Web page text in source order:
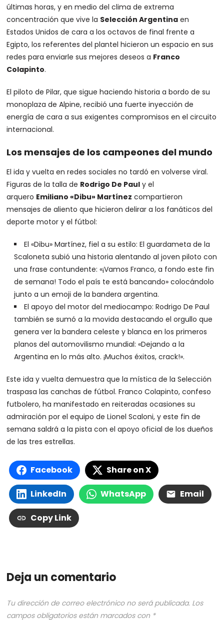
últimas horas, y en medio del clima de extrema
concentración que vive la Selección Argentina en
Estados Unidos de cara a los octavos de final frente a
Egipto, los referentes del plantel hicieron un espacio en sus
redes para enviarle sus mejores deseos a Franco
Colapinto.
El piloto de Pilar, que sigue haciendo historia a bordo de su
monoplaza de Alpine, recibió una fuerte inyección de
energía de cara a sus exigentes compromisos en el circuito
internacional.
Los mensajes de los campeones del mundo
El ida y vuelta en redes sociales no tardó en volverse viral.
Figuras de la talla de Rodrigo De Paul y el
arquero Emiliano «Dibu» Martínez compartieron
mensajes de aliento que hicieron delirar a los fanáticos del
deporte motor y el fútbol:
El «Dibu» Martínez, fiel a su estilo: El guardameta de la
Scaloneta subió una historia alentando al joven piloto con
una frase contundente: «¡Vamos Franco, a fondo este fin
de semana! Todo el país te está bancando» colocándolo
junto a un emoji de la bandera argentina.
El apoyo del motor del mediocampo: Rodrigo De Paul
también se sumó a la movida destacando el orgullo que
genera ver la bandera celeste y blanca en los primeros
planos del automovilismo mundial: «Dejando a la
Argentina en lo más alto. ¡Muchos éxitos, crack!».
Este ida y vuelta demuestra que la mística de la Selección
traspasa las canchas de fútbol. Franco Colapinto, confeso
futbolero, ha manifestado en reiteradas ocasiones su
admiración por el equipo de Lionel Scaloni, y este fin de
semana saldrá a la pista con el apoyo oficial de los dueños
de las tres estrellas.
Facebook Share on X
LinkedIn WhatsApp Email
Copy Link
Deja un comentario
Tu dirección de correo electrónico no será publicada. Los
campos obligatorios están marcados con *